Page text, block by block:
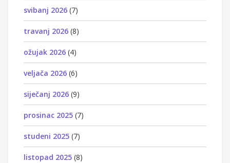
svibanj 2026 (7)
travanj 2026 (8)
ožujak 2026 (4)
veljača 2026 (6)
siječanj 2026 (9)
prosinac 2025 (7)
studeni 2025 (7)
listopad 2025 (8)